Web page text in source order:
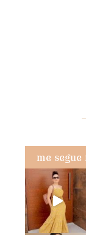
me